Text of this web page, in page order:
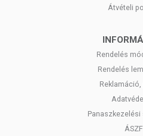
Átvételi
Rendelés
Rendelés
ÁSZF